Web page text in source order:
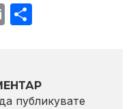
Email
публикувате